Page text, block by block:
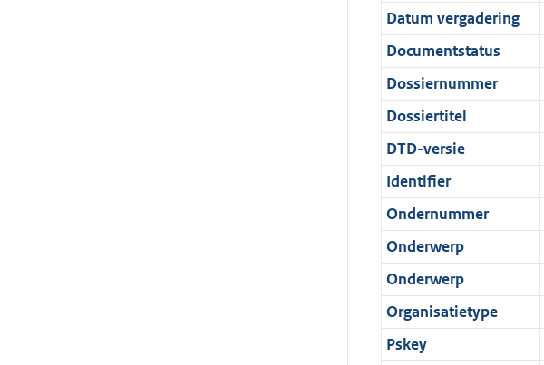
i
e
i
n
f
o
r
m
a
a
t
6
9
K
b
t
i
e
i
n
f
o
r
m
a
a
t
:
8
4
K
b
a
t
i
e
i
n
f
o
r
m
a
a
t
e
:
3
0
K
b
Datum vergadering
Documentstatus
Dossiernummer
Dossiertitel
DTD-versie
Identifier
Ondernummer
Onderwerp
Onderwerp
Organisatietype
Pskey